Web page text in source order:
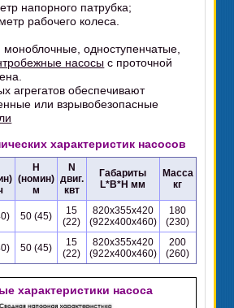
напорного патрубка;
рабочего колеса.
моноблочные, одноступенчатые,
насосы с проточной
агрегатов обеспечивают
или взрывобезопасные
характеристик насосов
H
(номин)
м
N
двиг.
квт
Габариты
L*B*H мм
Масса
кг
50 (45)
15
(22)
820х355х420
(922х400х460)
180
(230)
50 (45)
15
(22)
820х355х420
(922х400х460)
200
(260)
характеристики насоса